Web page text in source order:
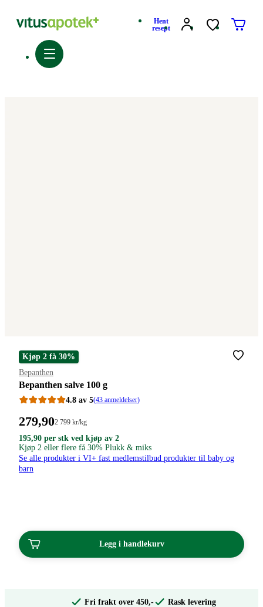
Hent
resept
Kjøp 2 få 30%
Merke:
Bepanthen
Bepanthen salve 100 g
4.8 av 5(43 anmeldelser)
Pris:
279,90
kroner.
279,90Stykkpris:
799,00/kg
kroner.
2 799 kr/kg
195,90
kroner
per
stk
ved
195,90
kroner.
195,90 per stk ved kjøp av 2
Kjøp 2 eller flere få 30% Plukk & miks
Se alle produkter i VI+ fast medlemstilbud produkter til baby og
barn
Legg i handlekurv
Fri frakt over 450,- Rask levering